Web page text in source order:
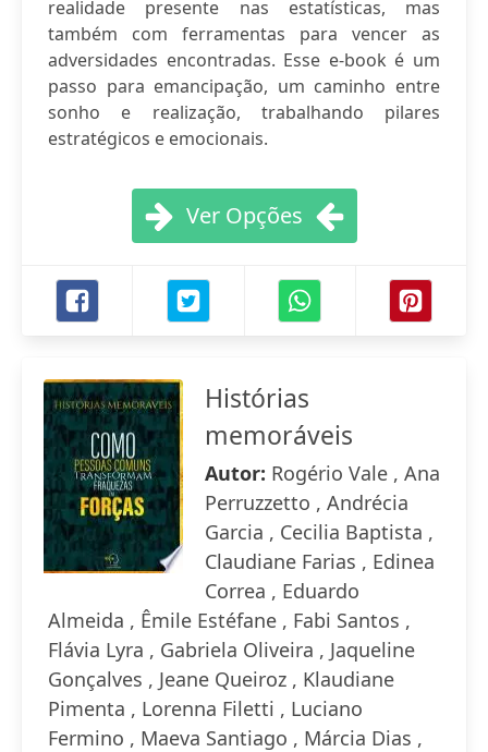
realidade presente nas estatísticas, mas
também com ferramentas para vencer as
adversidades encontradas. Esse e-book é um
passo para emancipação, um caminho entre
sonho e realização, trabalhando pilares
estratégicos e emocionais.
Ver Opções
Histórias
memoráveis
Autor: Rogério Vale , Ana
Perruzzetto , Andrécia
Garcia , Cecilia Baptista ,
Claudiane Farias , Edinea
Correa , Eduardo
Almeida , Êmile Estéfane , Fabi Santos ,
Flávia Lyra , Gabriela Oliveira , Jaqueline
Gonçalves , Jeane Queiroz , Klaudiane
Pimenta , Lorenna Filetti , Luciano
Fermino , Maeva Santiago , Márcia Dias ,